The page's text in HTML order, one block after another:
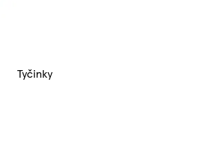
Tyčinky